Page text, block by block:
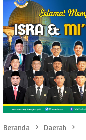
Beranda Daerah